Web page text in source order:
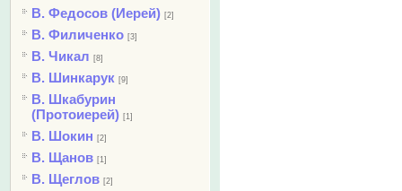
В. Федосов (Иерей) [2]
В. Филиченко [3]
В. Чикал [8]
В. Шинкарук [9]
В. Шкабурин
(Протоиерей) [1]
В. Шокин [2]
В. Щанов [1]
В. Щеглов [2]